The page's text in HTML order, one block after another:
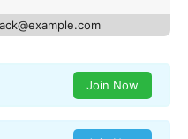
Join Now